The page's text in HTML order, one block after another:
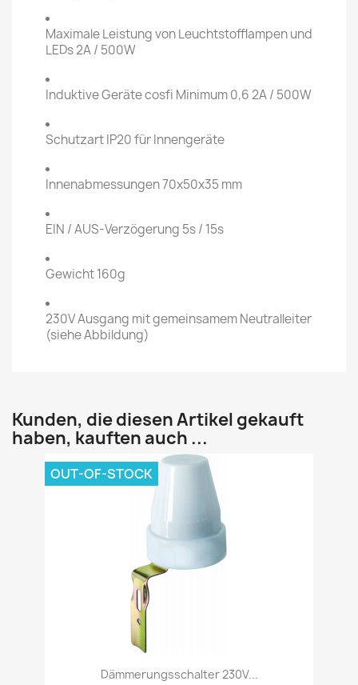
Maximale Leistung von Leuchtstofflampen und
LEDs 2A / 500W
Induktive Geräte cosfi Minimum 0,6 2A / 500W
Schutzart IP20 für Innengeräte
Innenabmessungen 70x50x35 mm
EIN / AUS-Verzögerung 5s / 15s
Gewicht 160g
230V Ausgang mit gemeinsamem Neutralleiter
(siehe Abbildung)
Kunden, die diesen Artikel gekauft
haben, kauften auch ...
Dämmerungsschalter 230V...
OUT-OF-STOCK